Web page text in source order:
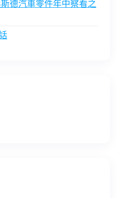
德汽車零件年中察看之